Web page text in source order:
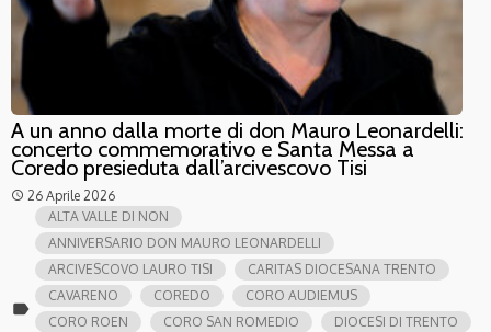
A un anno dalla morte di don Mauro Leonardelli:
concerto commemorativo e Santa Messa a
Coredo presieduta dall’arcivescovo Tisi
access_time 26 Aprile 2026
label
ALTA VALLE DI NON
ANNIVERSARIO DON MAURO LEONARDELLI
ARCIVESCOVO LAURO TISI
CARITAS DIOCESANA TRENTO
CAVARENO
COREDO
CORO AUDIEMUS
CORO ROEN
CORO SAN ROMEDIO
DIOCESI DI TRENTO